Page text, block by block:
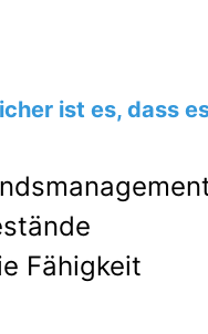
ist es, dass
Fähigkeit